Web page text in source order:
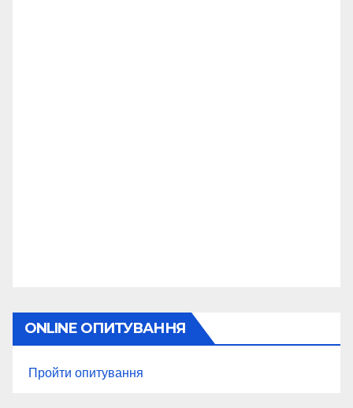
ONLINE ОПИТУВАННЯ
Пройти опитування